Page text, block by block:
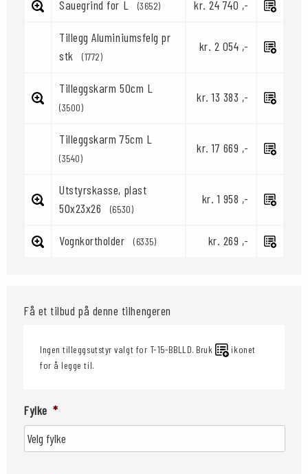
Sauegrind for L (3652) kr. 24 740 ,-
Tillegg Aluminiumsfelg pr
stk
(1772)
kr. 2 054 ,-
Tilleggskarm 50cm L
(3500)
kr. 13 383 ,-
Tilleggskarm 75cm L
(3540)
kr. 17 669 ,-
Utstyrskasse, plast
50x23x26
(6530)
kr. 1 958 ,-
Vognkortholder (6335) kr. 269 ,-
Få et tilbud på denne tilhengeren
Ingen tilleggsutstyr valgt for T-15-BBLLD. Bruk
ikonet
for å legge til.
Fylke *